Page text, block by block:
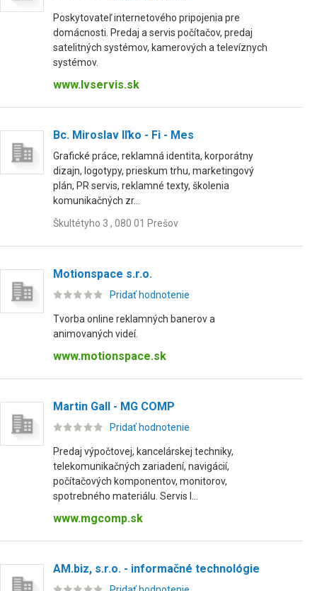
Poskytovateľ internetového pripojenia pre
domácnosti. Predaj a servis počítačov, predaj
satelitných systémov, kamerových a televíznych
systémov.
www.lvservis.sk
Bc. Miroslav Iľko - Fi - Mes
Grafické práce, reklamná identita, korporátny
dizajn, logotypy, prieskum trhu, marketingový
plán, PR servis, reklamné texty, školenia
komunikačných zr...
Škultétyho 3 , 080 01 Prešov
Motionspace s.r.o.
Pridať hodnotenie
Tvorba online reklamných banerov a
animovaných videí.
www.motionspace.sk
Martin Gall - MG COMP
Pridať hodnotenie
Predaj výpočtovej, kancelárskej techniky,
telekomunikačných zariadení, navigácií,
počítačových komponentov, monitorov,
spotrebného materiálu. Servis I...
www.mgcomp.sk
AM.biz, s.r.o. - informačné technológie